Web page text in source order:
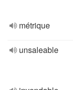
métrique
unsaleable